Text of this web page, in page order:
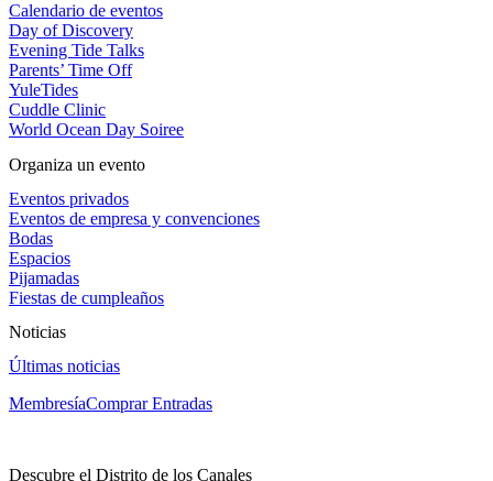
Calendario de eventos
Day of Discovery
Evening Tide Talks
Parents’ Time Off
YuleTides
Cuddle Clinic
World Ocean Day Soiree
Organiza un evento
Eventos privados
Eventos de empresa y convenciones
Bodas
Espacios
Pijamadas
Fiestas de cumpleaños
Noticias
Últimas noticias
MembresíaComprar Entradas
Descubre el Distrito de los Canales